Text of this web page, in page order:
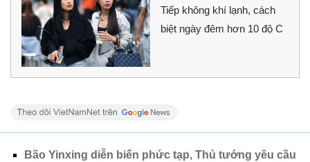
Tiếp không khí lạnh, cách
biệt ngày đêm hơn 10 độ C
Bão Yinxing diễn biến phức tạp, Thủ tướng yêu cầu